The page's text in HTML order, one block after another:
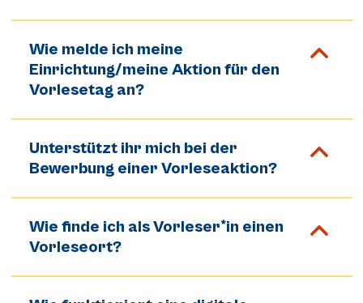
Wie melde ich meine
Einrichtung/meine Aktion für den
Vorlesetag an?
Unterstützt ihr mich bei der
Bewerbung einer Vorleseaktion?
Wie finde ich als Vorleser*in einen
Vorleseort?